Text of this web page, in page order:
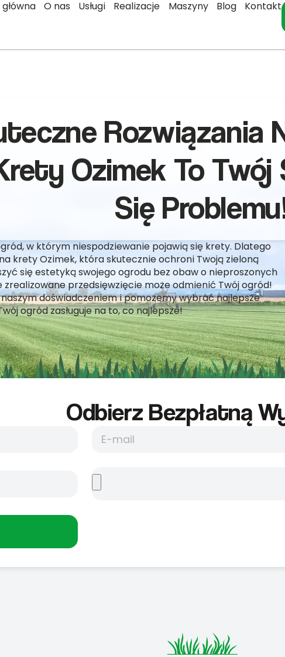
O nas Usługi Realizacje Maszyny Blog Kontakt
Rozwiązania
Ozimek To
Się
w którym niespodziewanie pojawią się krety. Dlatego
krety Ozimek, która skutecznie ochroni Twoją zieloną
się estetyką swojego ogrodu bez obaw o nieproszonych
zrealizowane przedsięwzięcie może odmienić Twój ogród!
doświadczeniem i pomożemy wybrać najlepsze
ogród zasługuje na to, co najlepsze!
Odbierz Bezpłatną